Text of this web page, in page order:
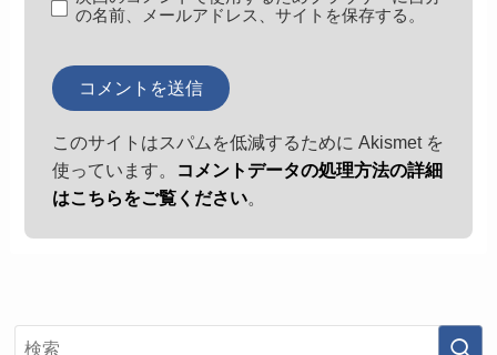
の名前、メールアドレス、サイトを保存する。
このサイトはスパムを低減するために Akismet を
使っています。
コメントデータの処理方法の詳細
はこちらをご覧ください。